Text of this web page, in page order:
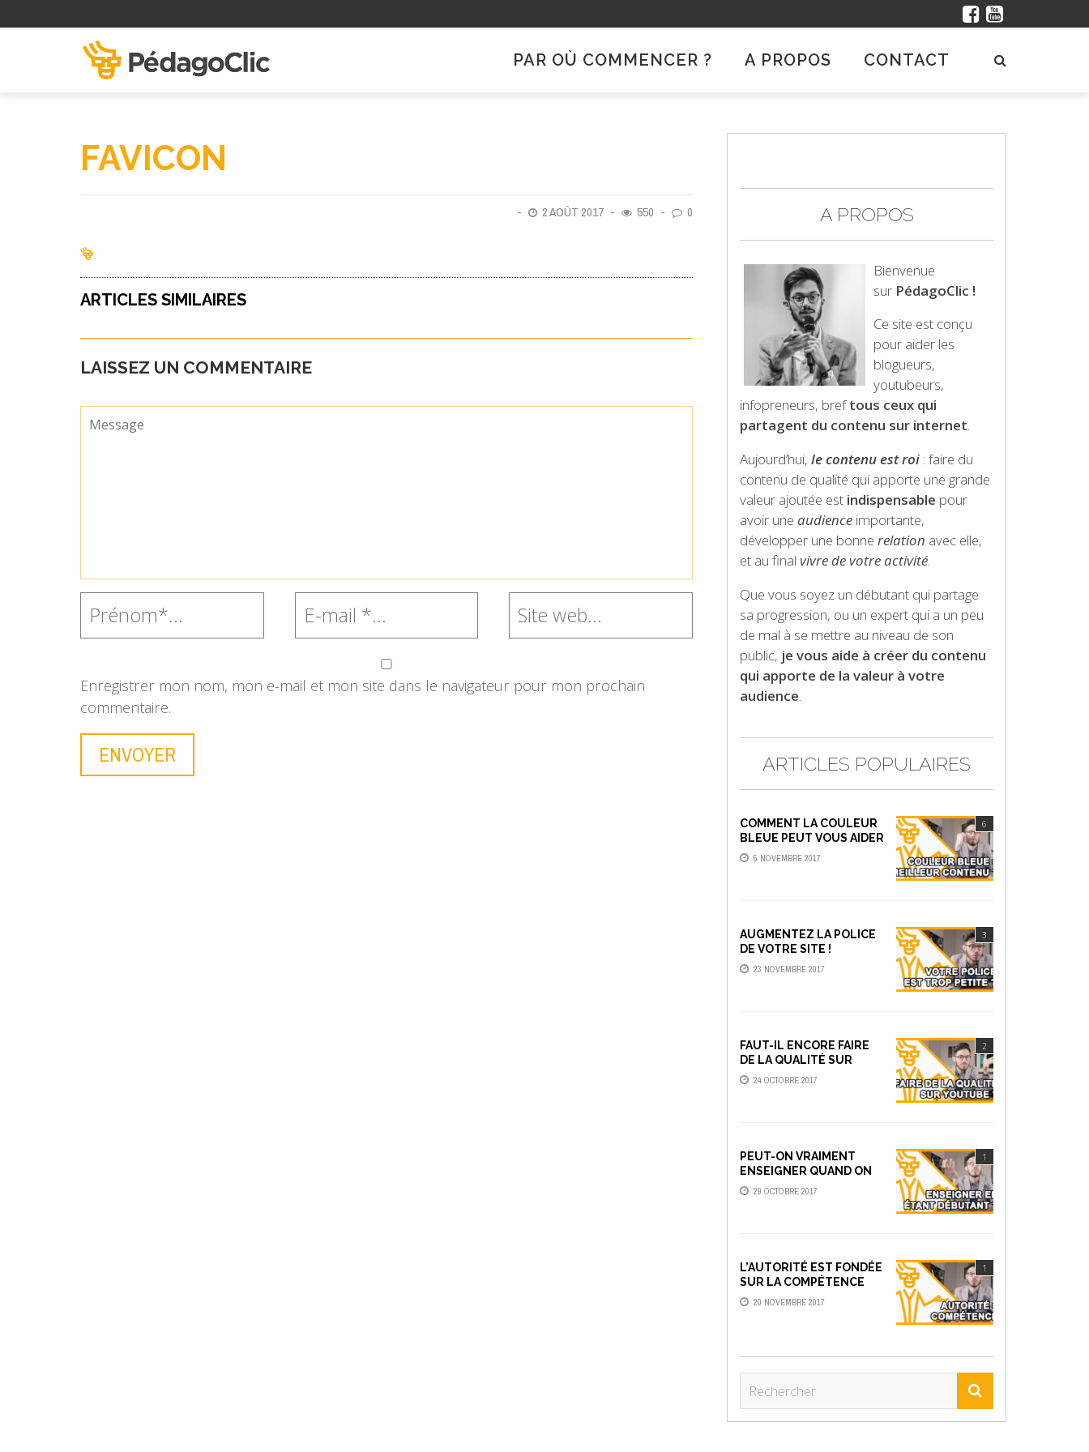
PAR OÙ COMMENCER ? A PROPOS CONTACT
FAVICON
2 AOÛT 2017 550 0
ARTICLES SIMILAIRES
LAISSEZ UN COMMENTAIRE
Enregistrer mon nom, mon e-mail et mon site dans le navigateur pour mon prochain
commentaire.
A PROPOS
Bienvenue
sur PédagoClic !
Ce site est conçu
pour aider les
blogueurs,
youtubeurs,
infopreneurs, breftous ceux qui
partagent du contenu sur internet.
Aujourd’hui, le contenu est roi : faire du
contenu de qualité qui apporte une grande
valeur ajoutée est indispensable pour
avoir une audience importante,
développer une bonne relation avec elle,
et au final vivre de votre activité.
Que vous soyez un débutant qui partage
sa progression, ou un expert qui a un peu
de mal à se mettre au niveau de son
public, je vous aide à créer du contenu
qui apporte de la valeur à votre
audience.
ARTICLES POPULAIRES
6
COMMENT LA COULEUR
BLEUE PEUT VOUS AIDER
À FAIRE DU MEILLEUR
5 NOVEMBRE 2017
3
AUGMENTEZ LA POLICE
DE VOTRE SITE !
23 NOVEMBRE 2017
2
FAUT-IL ENCORE FAIRE
DE LA QUALITÉ SUR
YOUTUBE ?
24 OCTOBRE 2017
1
PEUT-ON VRAIMENT
ENSEIGNER QUAND ON
EST DÉBUTANT ?
29 OCTOBRE 2017
1
L’AUTORITÉ EST FONDÉE
SUR LA COMPÉTENCE
20 NOVEMBRE 2017